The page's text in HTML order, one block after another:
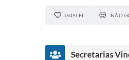
GOSTEI NÃO
Secretarias